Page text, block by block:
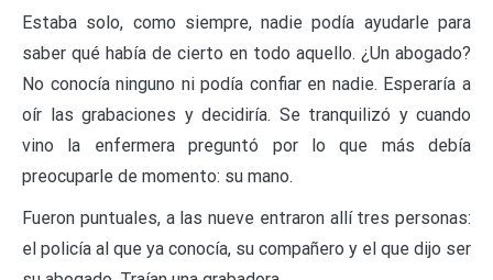
Estaba solo, como siempre, nadie podía ayudarle para
saber qué había de cierto en todo aquello. ¿Un abogado?
No conocía ninguno ni podía confiar en nadie. Esperaría a
oír las grabaciones y decidiría. Se tranquilizó y cuando
vino la enfermera preguntó por lo que más debía
preocuparle de momento: su mano.
Fueron puntuales, a las nueve entraron allí tres personas:
el policía al que ya conocía, su compañero y el que dijo ser